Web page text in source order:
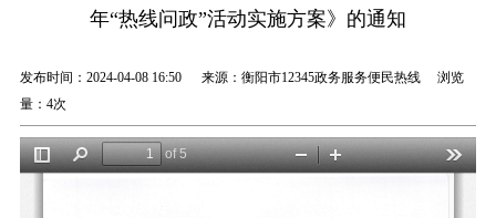
年“热线问政”活动实施方案》的通知
发布时间：2024-04-08 16:50 来源：衡阳市12345政务服务便民热线 浏览
量： 4次